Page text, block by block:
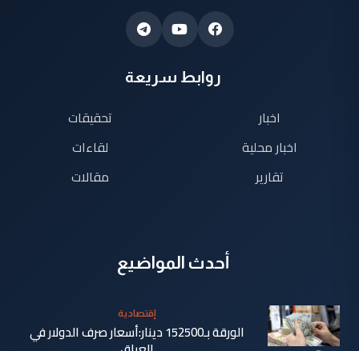
روابط سريعة
اخبار
اخبار محلية
تقارير
تحقيقات
لقاءات
مقالات
أحدث المواضيع
إقتصادية
الورقة بـ152500 دينار:أسعار صرف الدولار في